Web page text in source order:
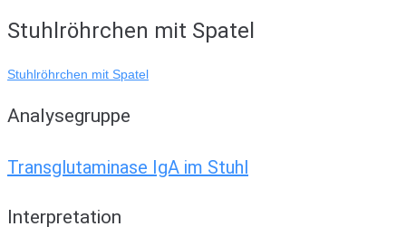
Stuhlröhrchen mit Spatel
Stuhlröhrchen mit Spatel
Analysegruppe
Transglutaminase IgA im Stuhl
Interpretation